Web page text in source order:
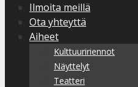
Ilmoita meillä
Ota yhteyttä
Aiheet
Kulttuuririennot
Näyttelyt
Teatteri